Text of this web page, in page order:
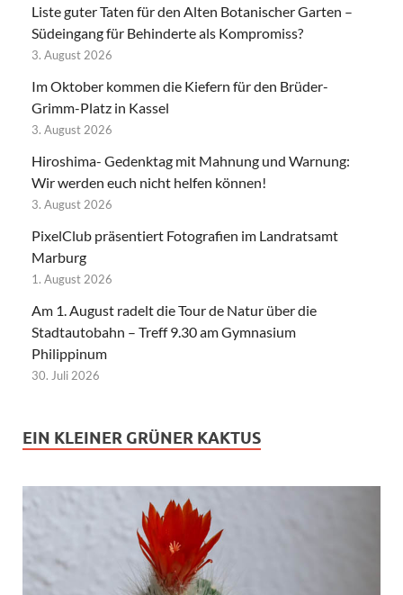
Liste guter Taten für den Alten Botanischer Garten –
Südeingang für Behinderte als Kompromiss?
3. August 2026
Im Oktober kommen die Kiefern für den Brüder-
Grimm-Platz in Kassel
3. August 2026
Hiroshima- Gedenktag mit Mahnung und Warnung:
Wir werden euch nicht helfen können!
3. August 2026
PixelClub präsentiert Fotografien im Landratsamt
Marburg
1. August 2026
Am 1. August radelt die Tour de Natur über die
Stadtautobahn – Treff 9.30 am Gymnasium
Philippinum
30. Juli 2026
EIN KLEINER GRÜNER KAKTUS